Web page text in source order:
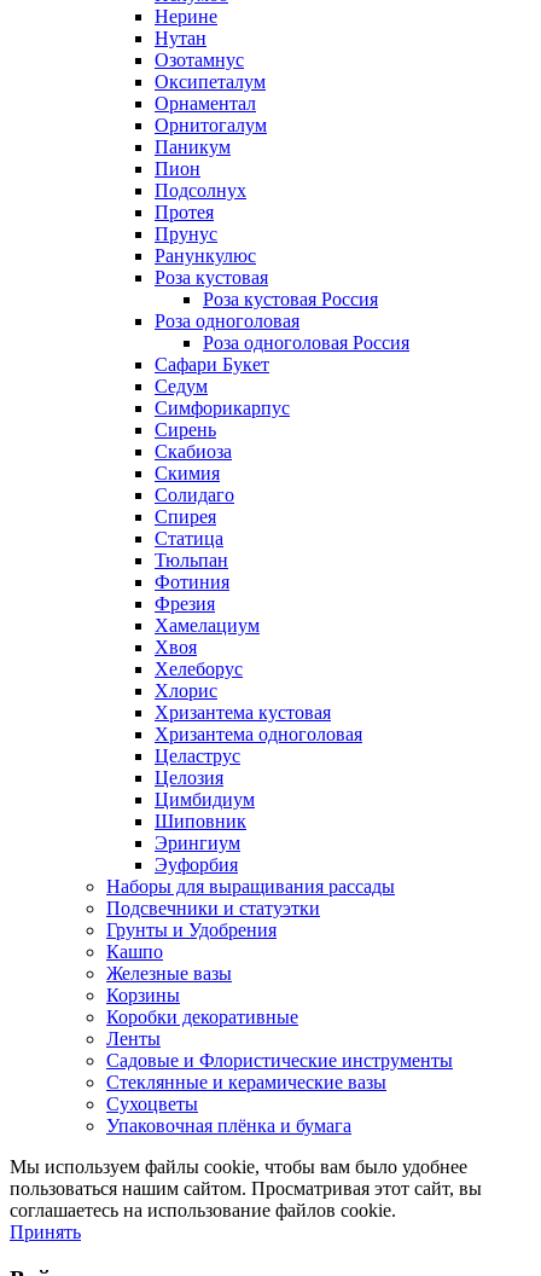
Нерине
Нутан
Озотамнус
Оксипеталум
Орнаментал
Орнитогалум
Паникум
Пион
Подсолнух
Протея
Прунус
Ранункулюс
Роза кустовая
Роза кустовая Россия
Роза одноголовая
Роза одноголовая Россия
Сафари Букет
Седум
Симфорикарпус
Сирень
Скабиоза
Скимия
Солидаго
Спирея
Статица
Тюльпан
Фотиния
Фрезия
Хамелациум
Хвоя
Хелеборус
Хлорис
Хризантема кустовая
Хризантема одноголовая
Целаструс
Целозия
Цимбидиум
Шиповник
Эрингиум
Эуфорбия
Наборы для выращивания рассады
Подсвечники и статуэтки
Грунты и Удобрения
Кашпо
Железные вазы
Корзины
Коробки декоративные
Ленты
Садовые и Флористические инструменты
Стеклянные и керамические вазы
Сухоцветы
Упаковочная плёнка и бумага
Мы используем файлы cookie, чтобы вам было удобнее
пользоваться нашим сайтом. Просматривая этот сайт, вы
соглашаетесь на использование файлов cookie.
Принять